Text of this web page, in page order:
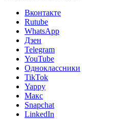
Вконтакте
Rutube
WhatsApp
Дзен
Telegram
YouTube
Одноклассники
TikTok
Yappy
Макс
Snapchat
LinkedIn